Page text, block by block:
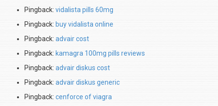
Pingback: vidalista pills 60mg
Pingback: buy vidalista online
Pingback: advair cost
Pingback: kamagra 100mg pills reviews
Pingback: advair diskus cost
Pingback: advair diskus generic
Pingback: cenforce of viagra